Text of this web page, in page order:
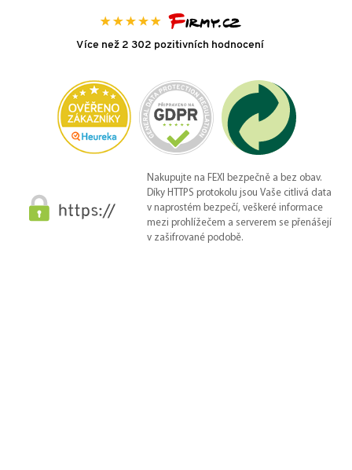
Více než 2 302 pozitivních hodnocení
Nakupujte na FEXI bezpečně a bez obav.
Díky HTTPS protokolu jsou Vaše citlivá data
v naprostém bezpečí, veškeré informace
mezi prohlížečem a serverem se přenášejí
v zašifrované podobě.